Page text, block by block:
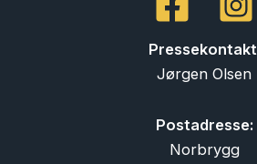
Pressekontakt
Jørgen Olsen
Postadresse:
Norbrygg